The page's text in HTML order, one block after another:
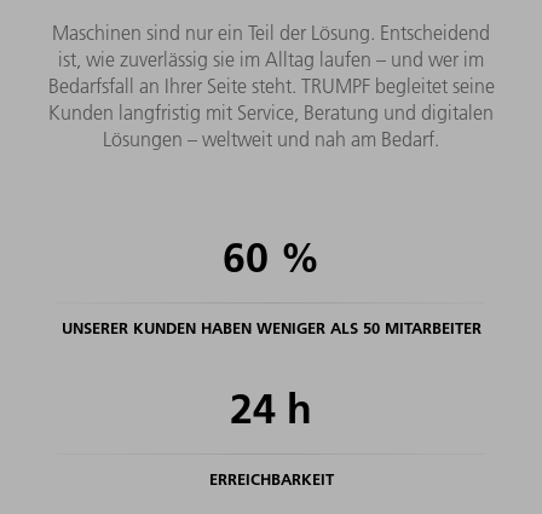
Maschinen sind nur ein Teil der Lösung. Entscheidend
ist, wie zuverlässig sie im Alltag laufen – und wer im
Bedarfsfall an Ihrer Seite steht. TRUMPF begleitet seine
Kunden langfristig mit Service, Beratung und digitalen
Lösungen – weltweit und nah am Bedarf.
60 %
UNSERER KUNDEN HABEN WENIGER ALS 50 MITARBEITER
24 h
ERREICHBARKEIT